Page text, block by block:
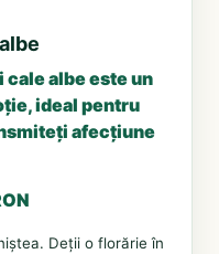
albe este un
ideal pentru
afecțiune
Deții o florărie în